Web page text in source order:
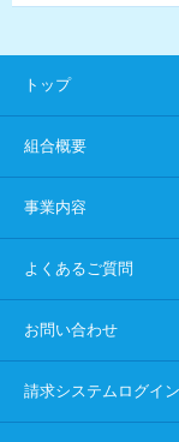
トップ
組合概要
事業内容
よくあるご質問
お問い合わせ
請求システムログイン